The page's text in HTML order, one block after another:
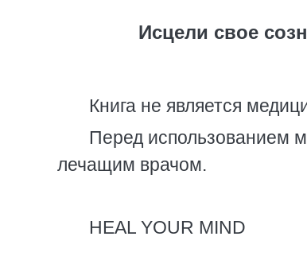
Исцели свое
Книга не является
Перед использованием
лечащим врачом.
HEAL YOUR MIND